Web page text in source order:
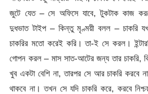
জুটে যেত – সে অফিসে যাবে, টুকটাক কাজ
দুধভাত টাইপ – কিন্তু মৃণ্ময়ী বলল – চাকরি
চাকরির মতো করেই করি। তা-ই সে করল।
গোপন করল – মাস সাত-আটের জন্য তার চাকরি,
খুব একটা বেশি না, তারপর সে আর চাকরি করবে
থাকবে না। তখন সে যদি চাকরি করে, করবে